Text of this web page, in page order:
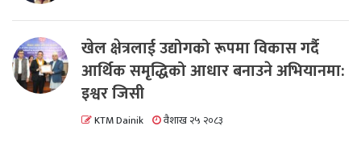
खेल क्षेत्रलाई उद्योगको रूपमा विकास गर्दै
आर्थिक समृद्धिको आधार बनाउने अभियानमा:
इश्वर जिसी
KTM Dainik वैशाख २५ २०८३